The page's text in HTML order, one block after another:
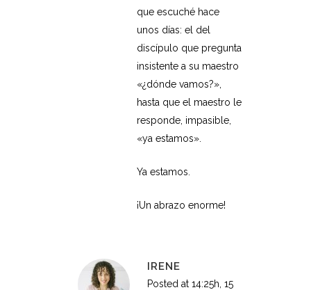
que escuché hace
unos días: el del
discípulo que pregunta
insistente a su maestro
«¿dónde vamos?»,
hasta que el maestro le
responde, impasible,
«ya estamos».
Ya estamos.
¡Un abrazo enorme!
IRENE
Posted at 14:25h, 15